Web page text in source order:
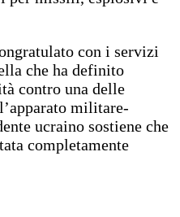
con i servizi
che ha definito
contro una delle
militare-
ucraino sostiene che
completamente